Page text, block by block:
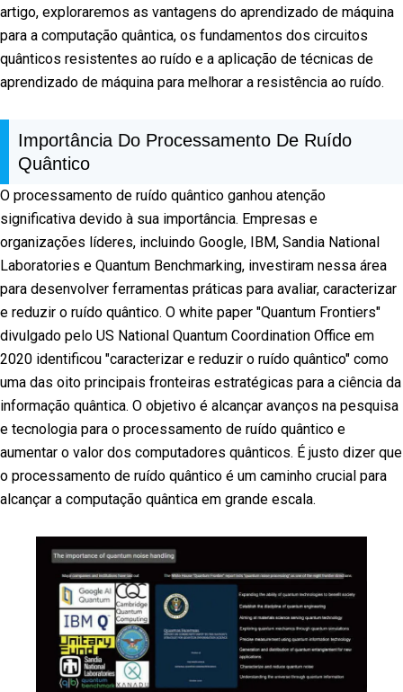
artigo, exploraremos as vantagens do aprendizado de máquina
para a computação quântica, os fundamentos dos circuitos
quânticos resistentes ao ruído e a aplicação de técnicas de
aprendizado de máquina para melhorar a resistência ao ruído.
Importância Do Processamento De Ruído
Quântico
O processamento de ruído quântico ganhou atenção
significativa devido à sua importância. Empresas e
organizações líderes, incluindo Google, IBM, Sandia National
Laboratories e Quantum Benchmarking, investiram nessa área
para desenvolver ferramentas práticas para avaliar, caracterizar
e reduzir o ruído quântico. O white paper "Quantum Frontiers"
divulgado pelo US National Quantum Coordination Office em
2020 identificou "caracterizar e reduzir o ruído quântico" como
uma das oito principais fronteiras estratégicas para a ciência da
informação quântica. O objetivo é alcançar avanços na pesquisa
e tecnologia para o processamento de ruído quântico e
aumentar o valor dos computadores quânticos. É justo dizer que
o processamento de ruído quântico é um caminho crucial para
alcançar a computação quântica em grande escala.